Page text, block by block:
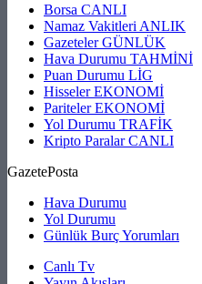
Borsa CANLI
Namaz Vakitleri ANLIK
GazetelerGÜNLÜK
Hava Durumu TAHMİNİ
Puan Durumu LİG
HisselerEKONOMİ
ParitelerEKONOMİ
Yol Durumu TRAFİK
Kripto ParalarCANLI
GazetePosta
Hava Durumu
Yol Durumu
Günlük Burç Yorumları
Canlı Tv